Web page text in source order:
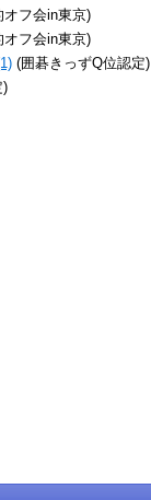
オフ会in東京)
オフ会in東京)
(囲碁きっずQ位認定)
)